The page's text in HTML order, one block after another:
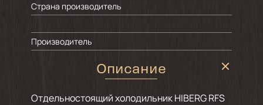
Страна производитель
Производитель
Описание
Отдельностоящий холодильник HIBERG RFS